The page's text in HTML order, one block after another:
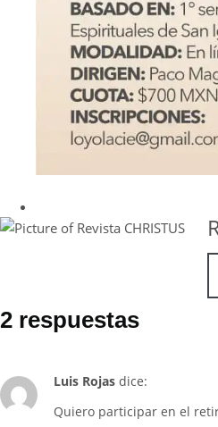
2 respuestas
Luis Rojas dice:
Quiero participar en el